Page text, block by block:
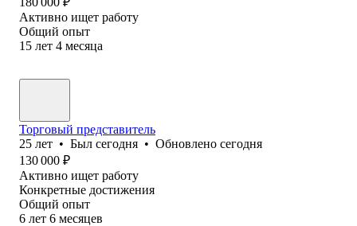
Активно ищет работу
Общий опыт
15 лет 4 месяца
Торговый представитель
25 лет • Был сегодня • Обновлено сегодня
130 000 ₽
Активно ищет работу
Конкретные достижения
Общий опыт
6 лет 6 месяцев